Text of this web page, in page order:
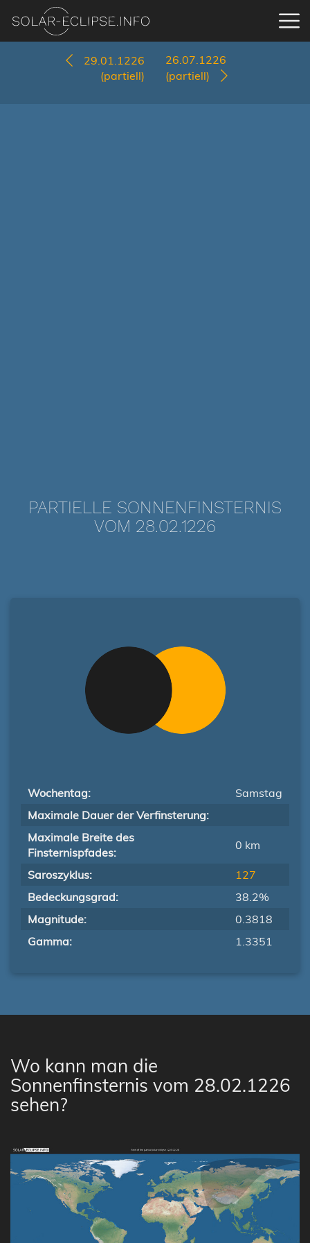
29.01.1226
(partiell)
26.07.1226
(partiell)
PARTIELLE SONNENFINSTERNIS
VOM 28.02.1226
Wochentag:
Samstag
Maximale Dauer der Verfinsterung:
Maximale Breite des
Finsternispfades:
0 km
Saroszyklus:
127
Bedeckungsgrad:
38.2%
Magnitude:
0.3818
Gamma:
1.3351
Wo kann man die
Sonnenfinsternis vom 28.02.1226
sehen?